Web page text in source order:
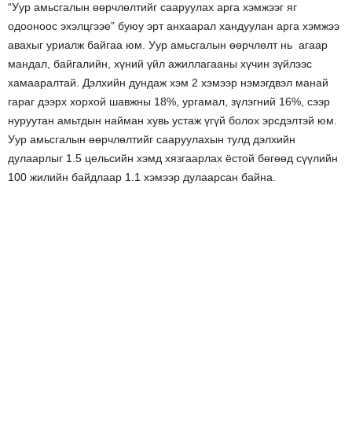
“Уур амьсгалын өөрчлөлтийг сааруулах арга хэмжээг яг
одооноос эхэлцгээе” буюу эрт анхаарал хандуулан арга хэмжээ
авахыг уриалж байгаа юм. Уур амьсгалын өөрчлөлт нь агаар
мандал, байгалийн, хүний үйл ажиллагааны хүчин зүйлээс
хамааралтай. Дэлхийн дундаж хэм 2 хэмээр нэмэгдвэл манай
гараг дээрх хорхой шавжны 18%, ургамал, зүлэгний 16%, сээр
нуруутан амьтдын найман хувь устаж үгүй болох эрсдэлтэй юм.
Уур амьсгалын өөрчлөлтийг сааруулахын тулд дэлхийн
дулаарлыг 1.5 цельсийн хэмд хязгаарлах ёстой бөгөөд сүүлийн
100 жилийн байдлаар 1.1 хэмээр дулаарсан байна.